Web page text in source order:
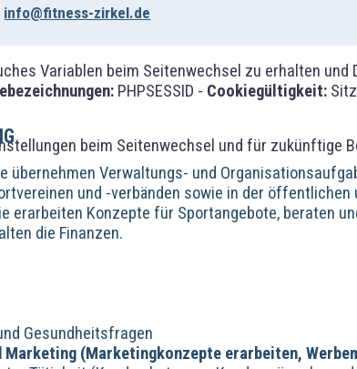
Variablen beim Seitenwechsel zu erhalten
PHPSESSID - Cookiegültigkeit:
beim Seitenwechsel und für zukünftige
info@fitness-zirkel.de
übernehmen Verwaltungs- und
und -verbänden sowie in der öffentlichen
erarbeiten Konzepte für Sportangebote, beraten
die Finanzen.
Gesundheitsfragen
Marketing (Marketingkonzepte erarbeiten,